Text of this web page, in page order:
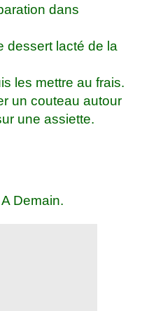
dans
dessert lacté de la
les mettre au frais.
un couteau autour
une assiette.